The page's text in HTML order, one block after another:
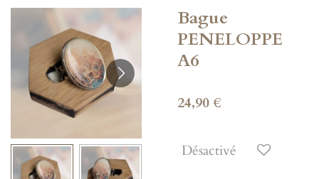
Bague
PENELOPPE
A6
24,90 €
Désactivé